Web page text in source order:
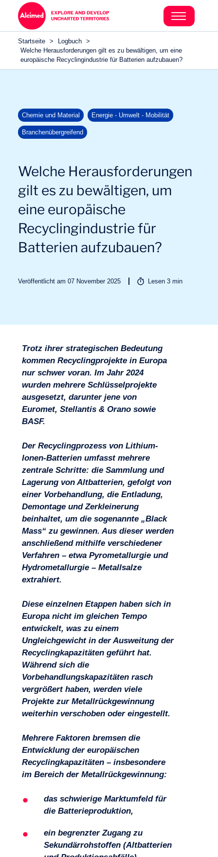
Projekte
Search in content
Search in content
Startseite > Logbuch >
Welche Herausforderungen gilt es zu bewältigen, um eine
europäische Recyclingindustrie für Batterien aufzubauen?
Chemie und Material Energie - Umwelt - Mobilität
Branchenübergreifend
Welche Herausforderungen
gilt es zu bewältigen, um
eine europäische
Recyclingindustrie für
Batterien aufzubauen?
Veröffentlicht am 07 November 2025 Lesen3 min
Trotz ihrer strategischen Bedeutung
kommen Recyclingprojekte in Europa
nur schwer voran. Im Jahr 2024
wurden mehrere Schlüsselprojekte
ausgesetzt, darunter jene von
Euromet, Stellantis & Orano sowie
BASF.
Der Recyclingprozess von Lithium-
Ionen-Batterien umfasst mehrere
zentrale Schritte: die Sammlung und
Lagerung von Altbatterien, gefolgt von
einer Vorbehandlung, die Entladung,
Demontage und Zerkleinerung
beinhaltet, um die sogenannte „Black
Mass“ zu gewinnen. Aus dieser werden
anschließend mithilfe verschiedener
Verfahren – etwa Pyrometallurgie und
Hydrometallurgie – Metallsalze
extrahiert.
Diese einzelnen Etappen haben sich in
Europa nicht im gleichen Tempo
entwickelt, was zu einem
Ungleichgewicht in der Ausweitung der
Recyclingkapazitäten geführt hat.
Während sich die
Vorbehandlungskapazitäten rasch
vergrößert haben, werden viele
Projekte zur Metallrückgewinnung
weiterhin verschoben oder eingestellt.
Mehrere Faktoren bremsen die
Entwicklung der europäischen
Recyclingkapazitäten – insbesondere
im Bereich der Metallrückgewinnung:
das schwierige Marktumfeld für
die Batterieproduktion,
ein begrenzter Zugang zu
Sekundärrohstoffen (Altbatterien